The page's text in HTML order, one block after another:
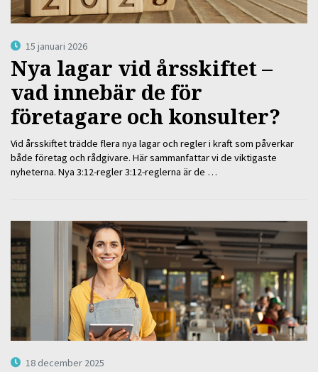
15 januari 2026
Nya lagar vid årsskiftet –
vad innebär de för
företagare och konsulter?
Vid årsskiftet trädde flera nya lagar och regler i kraft som påverkar
både företag och rådgivare. Här sammanfattar vi de viktigaste
nyheterna. Nya 3:12-regler 3:12-reglerna är de …
18 december 2025